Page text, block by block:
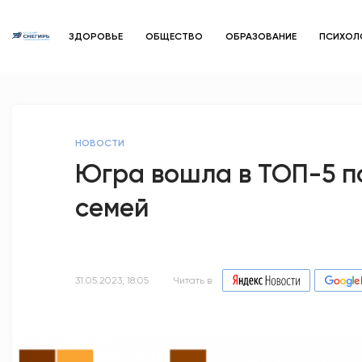
ЗДОРОВЬЕ ОБЩЕСТВО ОБРАЗОВАНИЕ
НОВОСТИ
Югра вошла в ТОП-5
семей
31.05.2023, 18:05 Читать в